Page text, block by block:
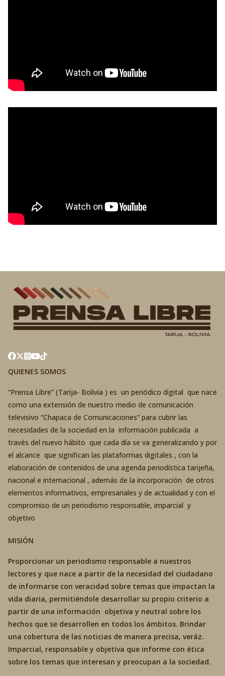
QUIENES SOMOS
“Prensa Libre” (Tarija- Bolivia ) es un periódico digital que nace
como una extensión de nuestro medio de comunicación
televisivo “Chapaca de Comunicaciones” para cubrir las
necesidades de la sociedad en la información publicada a
través del nuevo hábito que cada día se va generalizando y por
el alcance que significan las plataformas digitales , con la
elaboración de contenidos de una agenda periodística tarijeña,
nacional e internacional , además de la incorporación de otros
elementos informativos, empresariales y de actualidad y con el
compromiso de un periodismo responsable, imparcial y
objetivo
MISIÓN
Proporcionar un periodismo responsable a nuestros
lectores y que nace a partir de la necesidad del ciudadano
de informarse con veracidad sobre temas que impactan la
vida diaria, permitiéndole desarrollar su propio criterio a
partir de una información objetiva y neutral sobre los
hechos que se desarrollen en todos los ámbitos. Brindar
una cobertura de las noticias de manera precisa, veráz.
Imparcial, responsable y objetiva que informe con ética
sobre los temas que interesan y preocupan a la sociedad.